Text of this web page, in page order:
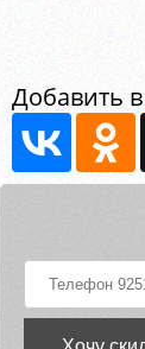
Добавить